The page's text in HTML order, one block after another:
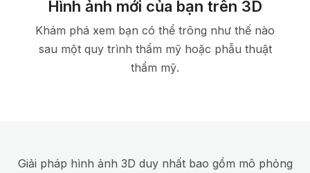
Hình ảnh mới của bạn trên 3D
Khám phá xem bạn có thể trông như thế nào
sau một quy trình thẩm mỹ hoặc phẫu thuật
thẩm mỹ.
Giải pháp hình ảnh 3D duy nhất bao gồm mô phỏng